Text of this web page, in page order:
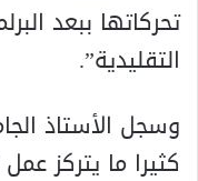
تحركاتها ببعد
التقليدية”.
وسجل الأستاذ
كثيرا ما يتركز